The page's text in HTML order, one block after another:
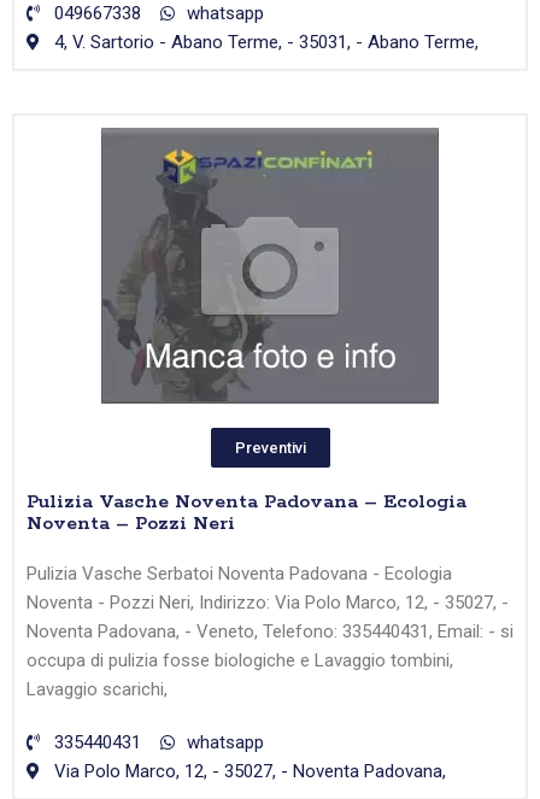
049667338
whatsapp
4, V. Sartorio - Abano Terme, - 35031, - Abano Terme,
Preventivi
Pulizia Vasche Noventa Padovana – Ecologia
Noventa – Pozzi Neri
Pulizia Vasche Serbatoi Noventa Padovana - Ecologia
Noventa - Pozzi Neri, Indirizzo: Via Polo Marco, 12, - 35027, -
Noventa Padovana, - Veneto, Telefono: 335440431, Email: - si
occupa di pulizia fosse biologiche e Lavaggio tombini,
Lavaggio scarichi,
335440431
whatsapp
Via Polo Marco, 12, - 35027, - Noventa Padovana,